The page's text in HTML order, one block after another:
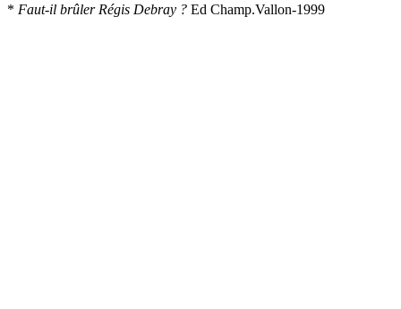
* Faut-il brûler Régis Debray ? Ed Champ.Vallon-1999